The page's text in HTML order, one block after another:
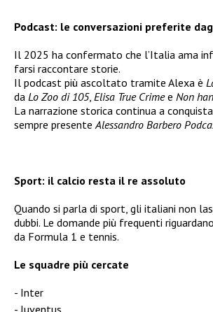
Podcast: le conversazioni preferite
Il 2025 ha confermato che l’Italia ama
farsi raccontare storie.
Il podcast più ascoltato tramite Alexa è
da Lo Zoo di 105, Elisa True Crimee Non
La narrazione storica continua a
sempre presenteAlessandro Barbero
Sport: il calcio resta il re assoluto
Quando si parla di sport, gli italiani non
dubbi. Le domande più frequenti
da Formula 1 e tennis.
Le squadre più cercate
Inter